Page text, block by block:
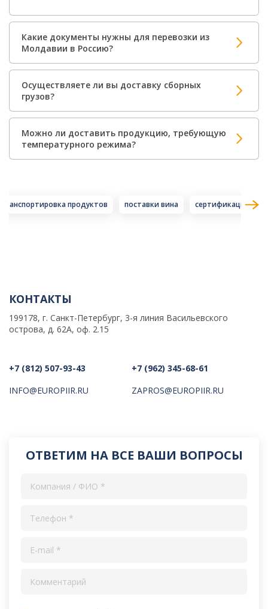
Какие документы нужны для перевозки из
Молдавии в Россию?
Осуществляете ли вы доставку сборных
грузов?
Можно ли доставить продукцию, требующую
температурного режима?
транспортировка продуктов поставки вина сертификация
КОНТАКТЫ
199178, г. Санкт-Петербург, 3-я линия Васильевского
острова, д. 62А, оф. 2.15
+7 (812) 507-93-43
INFO@EUROPIIR.RU
+7 (962) 345-68-61
ZAPROS@EUROPIIR.RU
ОТВЕТИМ НА ВСЕ ВАШИ ВОПРОСЫ